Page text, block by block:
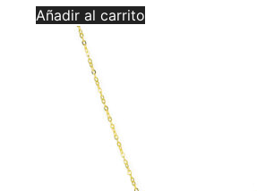
GARGANTILLA
OSO
cantidad
Añadir al carrito